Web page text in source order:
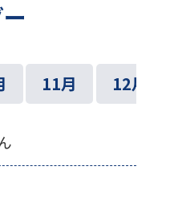
11月 12月